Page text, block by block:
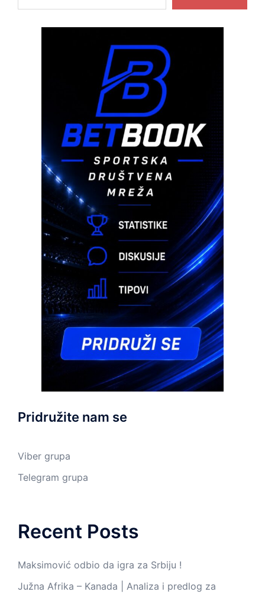
Pridružite nam se
Viber grupa
Telegram grupa
Recent Posts
Maksimović odbio da igra za Srbiju !
Južna Afrika – Kanada | Analiza i predlog za